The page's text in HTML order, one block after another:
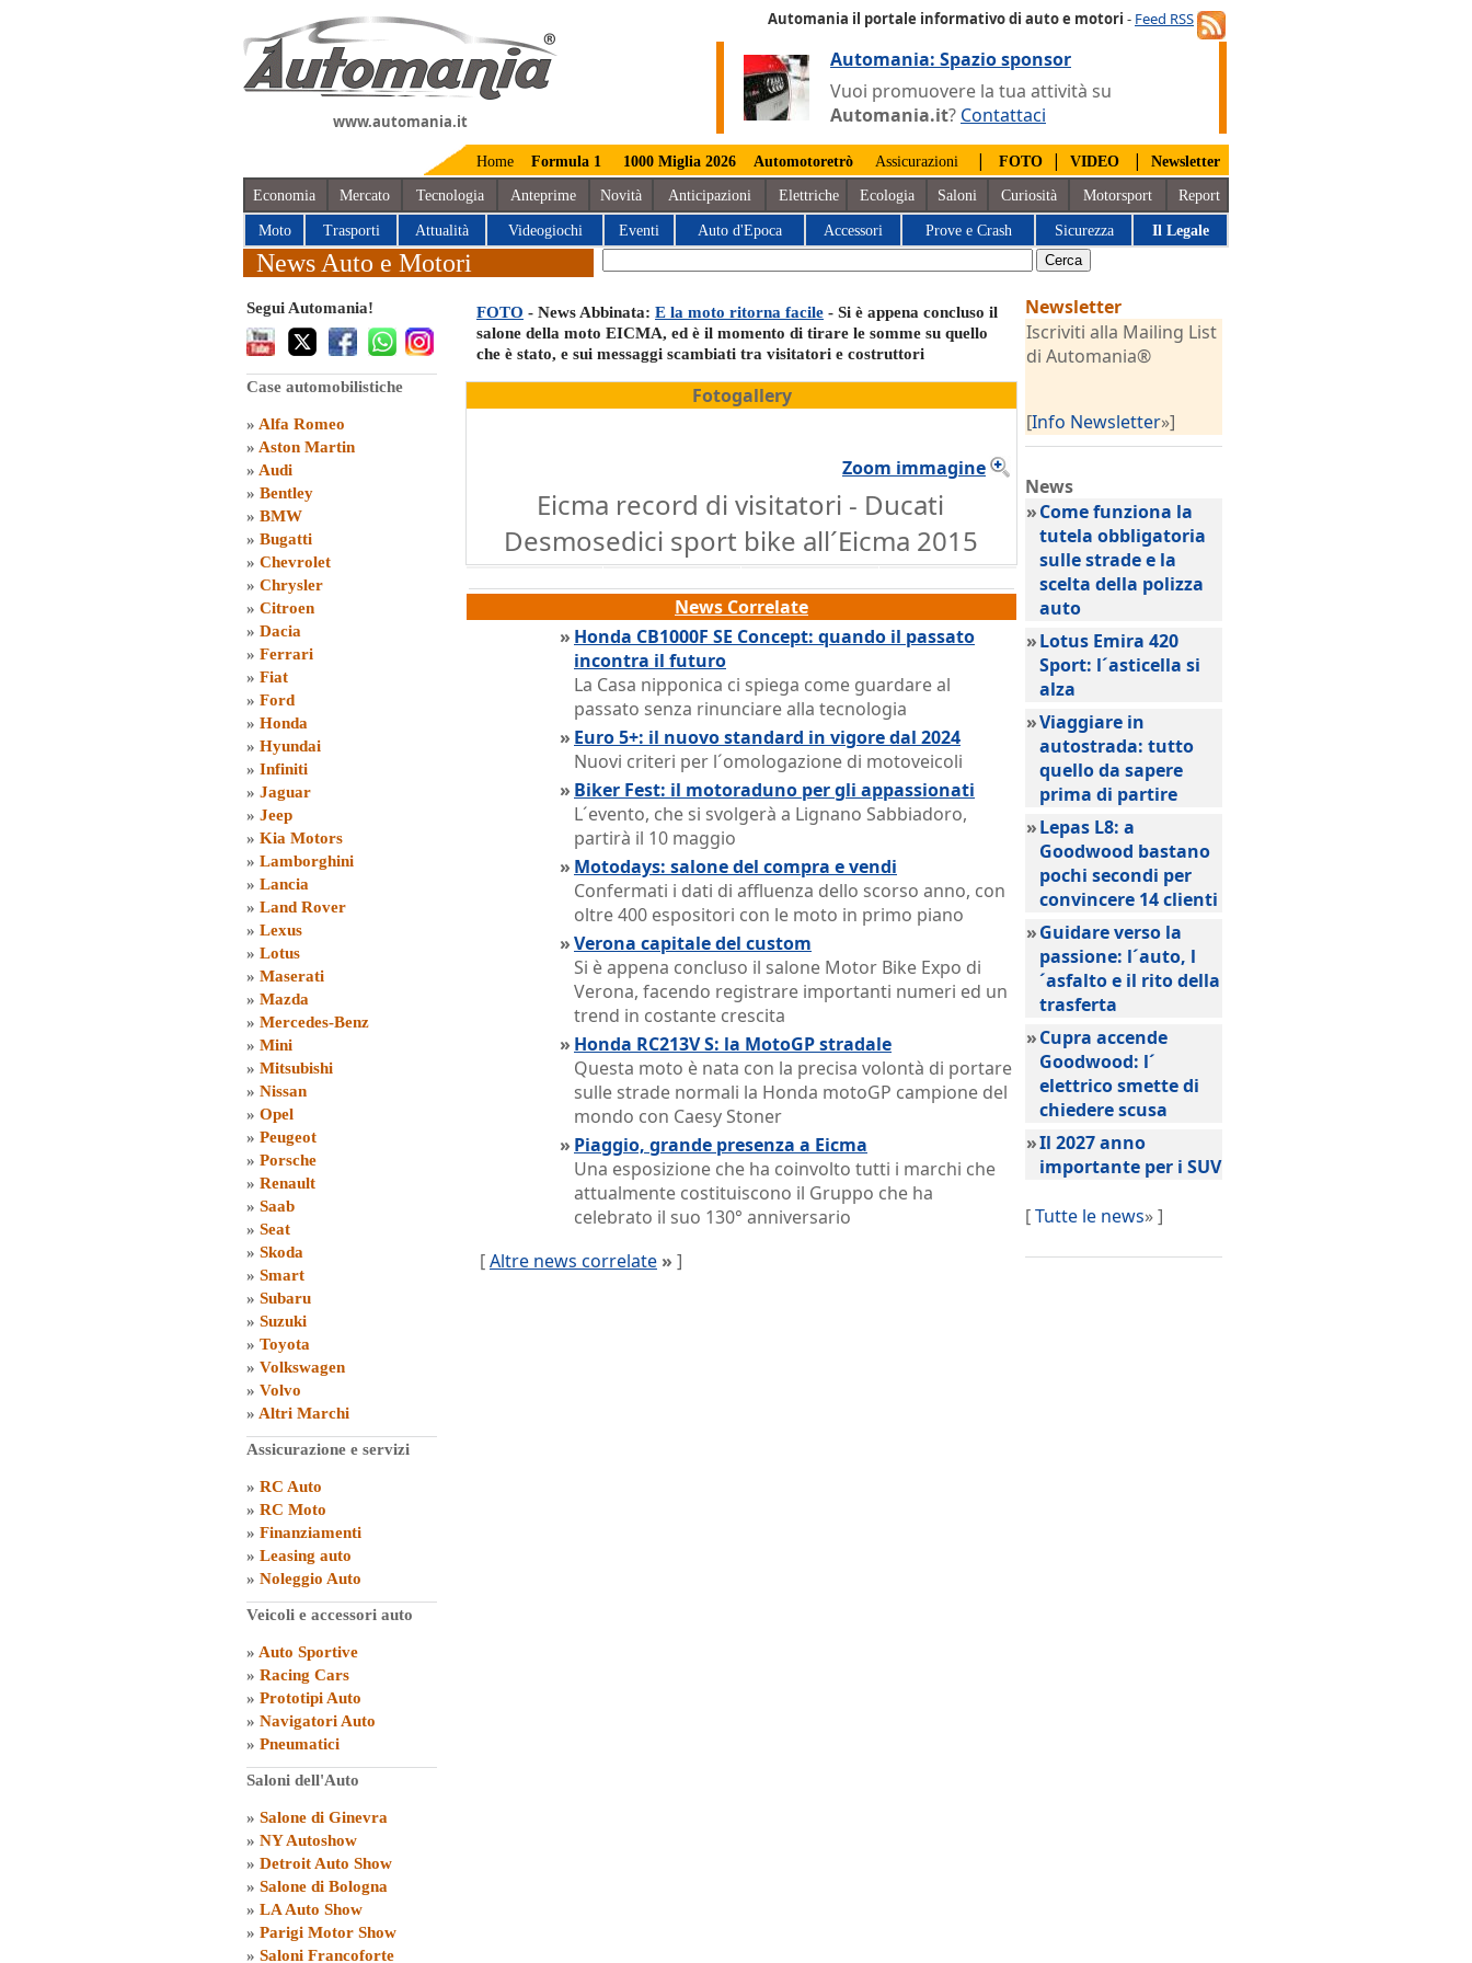
www.automania.it
Automania il portale informativo di auto e motori - Feed RSS
Automania: Spazio sponsor
Vuoi promuovere la tua attività su
Automania.it? Contattaci
Home Formula 1 1000 Miglia 2026 Automotoretrò Assicurazioni | FOTO | VIDEO | Newsletter
Economia Mercato Tecnologia Anteprime Novità Anticipazioni Elettriche Ecologia Saloni Curiosità Motorsport Report
Moto Trasporti Attualità Videogiochi Eventi Auto d'Epoca Accessori Prove e Crash Sicurezza Il Legale
News Auto e Motori
Segui Automania!
Case automobilistiche
» Alfa Romeo
» Aston Martin
» Audi
» Bentley
» BMW
» Bugatti
» Chevrolet
» Chrysler
» Citroen
» Dacia
» Ferrari
» Fiat
» Ford
» Honda
» Hyundai
» Infiniti
» Jaguar
» Jeep
» Kia Motors
» Lamborghini
» Lancia
» Land Rover
» Lexus
» Lotus
» Maserati
» Mazda
» Mercedes-Benz
» Mini
» Mitsubishi
» Nissan
» Opel
» Peugeot
» Porsche
» Renault
» Saab
» Seat
» Skoda
» Smart
» Subaru
» Suzuki
» Toyota
» Volkswagen
» Volvo
» Altri Marchi
Assicurazione e servizi
» RC Auto
» RC Moto
» Finanziamenti
» Leasing auto
» Noleggio Auto
Veicoli e accessori auto
» Auto Sportive
» Racing Cars
» Prototipi Auto
» Navigatori Auto
» Pneumatici
Saloni dell'Auto
» Salone di Ginevra
» NY Autoshow
» Detroit Auto Show
» Salone di Bologna
» LA Auto Show
» Parigi Motor Show
» Saloni Francoforte
FOTO - News Abbinata: E la moto ritorna facile - Si è appena concluso il
salone della moto EICMA, ed è il momento di tirare le somme su quello
che è stato, e sui messaggi scambiati tra visitatori e costruttori
Fotogallery
Zoom immagine
Eicma record di visitatori - Ducati
Desmosedici sport bike all´Eicma 2015
News Correlate
» Honda CB1000F SE Concept: quando il passato
incontra il futuro
La Casa nipponica ci spiega come guardare al
passato senza rinunciare alla tecnologia
» Euro 5+: il nuovo standard in vigore dal 2024
Nuovi criteri per l´omologazione di motoveicoli
» Biker Fest: il motoraduno per gli appassionati
L´evento, che si svolgerà a Lignano Sabbiadoro,
partirà il 10 maggio
» Motodays: salone del compra e vendi
Confermati i dati di affluenza dello scorso anno, con
oltre 400 espositori con le moto in primo piano
»Verona capitale del custom
Si è appena concluso il salone Motor Bike Expo di
Verona, facendo registrare importanti numeri ed un
trend in costante crescita
» Honda RC213V S: la MotoGP stradale
Questa moto è nata con la precisa volontà di portare
sulle strade normali la Honda motoGP campione del
mondo con Caesy Stoner
» Piaggio, grande presenza a Eicma
Una esposizione che ha coinvolto tutti i marchi che
attualmente costituiscono il Gruppo che ha
celebrato il suo 130° anniversario
[Altre news correlate » ]
Newsletter
Iscriviti alla Mailing List
di Automania®
[Info Newsletter»]
News
»Come funziona la
tutela obbligatoria
sulle strade e la
scelta della polizza
auto
»Lotus Emira 420
Sport: l´asticella si
alza
»Viaggiare in
autostrada: tutto
quello da sapere
prima di partire
»Lepas L8: a
Goodwood bastano
pochi secondi per
convincere 14 clienti
»Guidare verso la
passione: l´auto, l
´asfalto e il rito della
trasferta
»Cupra accende
Goodwood: l´
elettrico smette di
chiedere scusa
»Il 2027 anno
importante per i SUV
[Tutte le news» ]